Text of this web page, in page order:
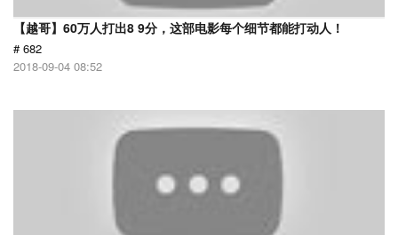
【越哥】60万人打出8 9分，这部电影每个细节都能打动人！
# 682
2018-09-04 08:52